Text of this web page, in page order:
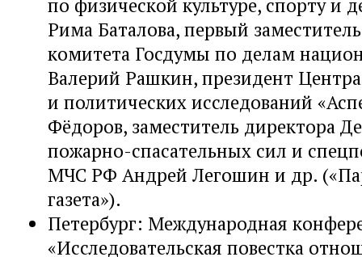
по физической культуре, спорту и
Рима Баталова, первый
комитета Госдумы по делам
Валерий Рашкин, президент
и политических исследований
Фёдоров, заместитель директора
пожарно-спасательных сил и
МЧС РФ Андрей Легошин и др.
газета»).
Петербург: Международная
«Исследовательская повестка